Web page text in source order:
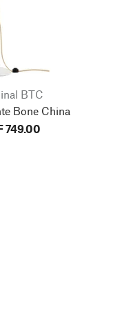
BTC
Bone China
749.00